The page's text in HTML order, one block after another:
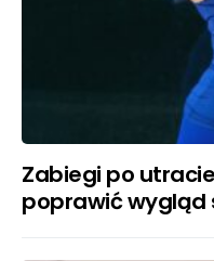
Zabiegi po
poprawić wygląd